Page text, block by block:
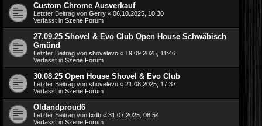
Custom Chrome Ausverkauf
Letzter Beitrag von Gerry « 06.10.2025, 10:30
Verfasst in Szene Forum
27.09.25 Shovel & Evo Club Open House Schwäbisch
Gmünd
Letzter Beitrag von shovelevo « 19.09.2025, 11:46
Verfasst in Szene Forum
30.08.25 Open House Shovel & Evo Club
Letzter Beitrag von shovelevo « 21.08.2025, 17:37
Verfasst in Szene Forum
Oldandproud6
Letzter Beitrag von fxdb « 31.07.2025, 08:54
Verfasst in Szene Forum